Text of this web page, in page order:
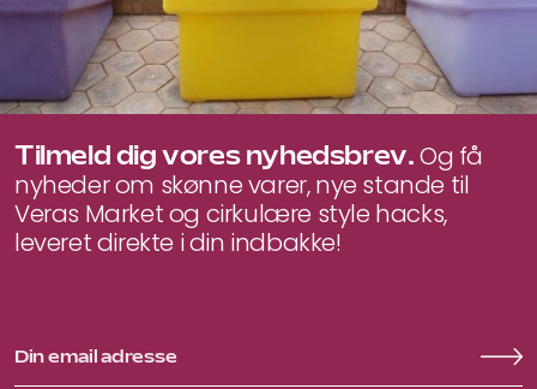
Tilmeld dig vores nyhedsbrev.Og få
nyheder om skønne varer, nye stande til
Veras Market og cirkulære style hacks,
leveret direkte i din indbakke!